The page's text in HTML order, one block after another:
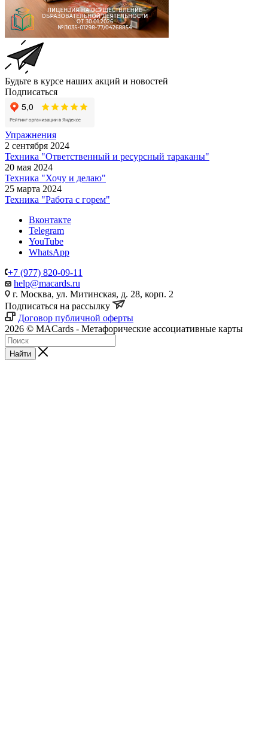
Будьте в курсе наших акций и новостей
Подписаться
Упражнения
2 сентября 2024
Техника "Ответственный и ресурсный тараканы"
20 мая 2024
Техника "Хочу и делаю"
25 марта 2024
Техника "Работа с горем"
Вконтакте
Telegram
YouTube
WhatsApp
+7 (977) 820-09-11
help@macards.ru
г. Москва, ул. Митинская, д. 28, корп. 2
Подписаться на рассылку
Договор публичной оферты
2026 © MACards - Метафорические ассоциативные карты
Найти